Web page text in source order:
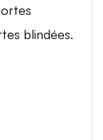
blindées.